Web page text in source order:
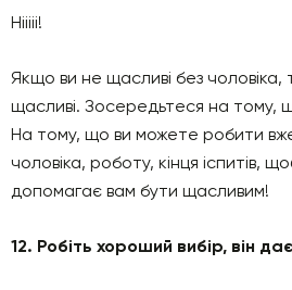
Нііііі!
Якщо ви не щасливі без чоловіка,
щасливі. Зосередьтеся на тому,
На тому, що ви можете робити
чоловіка, роботу, кінця іспитів,
допомагає вам бути щасливим!
12. Робіть хороший вибір, він